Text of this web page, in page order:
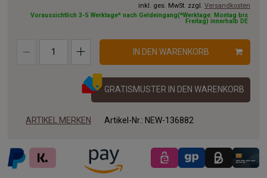
11.00x1.50m 12.00x1.50m
16.00x1.50m 17.00x1.50m 18.00x1.50m
inkl. ges. MwSt. zzgl. Versandkosten
Voraussichtlich 3-5 Werktage* nach Geldeingang(*Werktage: Montag bis
Freitag) innerhalb DE
IN DEN WARENKORB
GRATISMUSTER IN DEN WARENKORB
ARTIKEL MERKEN Artikel-Nr.: NEW-136882